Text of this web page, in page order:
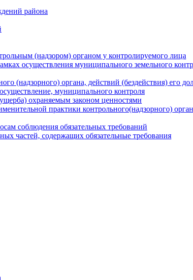
района
(надзором) органом у контролируемого лица
осуществления муниципального земельного
(надзорного) органа, действий (бездействия) его
муниципального контроля
охраняемым законом ценностями
практики контрольного(надзорного)
соблюдения обязательных требований
частей, содержащих обязательные требования